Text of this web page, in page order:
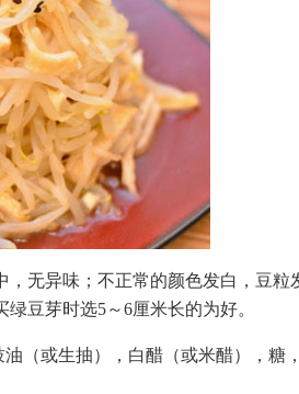
无异味；不正常的颜色发白，豆粒
豆芽时选5～6厘米长的为好。
（或生抽），白醋（或米醋），糖